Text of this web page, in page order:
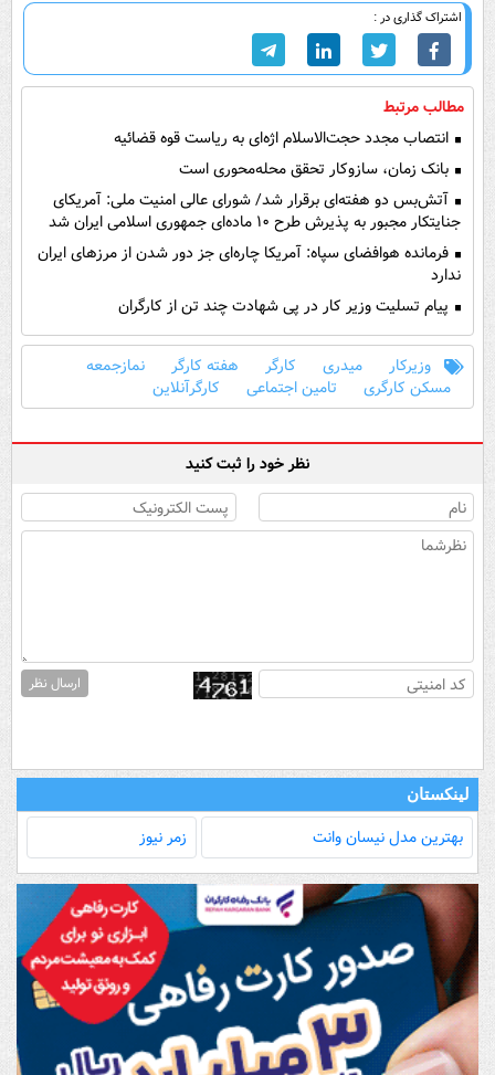
اشتراک گذاری در :
مطالب مرتبط
انتصاب مجدد حجت‌الاسلام اژه‌ای به ریاست قوه‌ قضائیه
بانک زمان، سازوکار تحقق محله‌محوری است
آتش‌بس دو هفته‌ای برقرار شد/ شورای عالی امنیت ملی: آمریکای
جنایتکار مجبور به پذیرش طرح ۱۰ ماده‌ای جمهوری اسلامی ایران شد
فرمانده هوافضای سپاه: آمریکا چاره‌ای جز دور شدن از مرز‌های ایران
ندارد
پیام تسلیت وزیر کار در پی شهادت چند تن از کارگران
وزیرکار میدری کارگر هفته کارگر
نمازجمعه
مسکن کارگری
تامین اجتماعی کارگرآنلاین
نظر خود را ثبت کنید
ارسال نظر
لینکستان
بهترین مدل‌ نیسان وانت زمر نیوز